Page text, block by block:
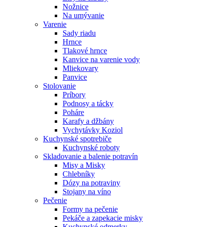
Nožnice
Na umývanie
Varenie
Sady riadu
Hrnce
Tlakové hrnce
Kanvice na varenie vody
Mliekovary
Panvice
Stolovanie
Príbory
Podnosy a tácky
Poháre
Karafy a džbány
Vychytávky Koziol
Kuchynské spotrebiče
Kuchynské roboty
Skladovanie a balenie potravín
Misy a Misky
Chlebníky
Dózy na potraviny
Stojany na víno
Pečenie
Formy na pečenie
Pekáče a zapekacie misky